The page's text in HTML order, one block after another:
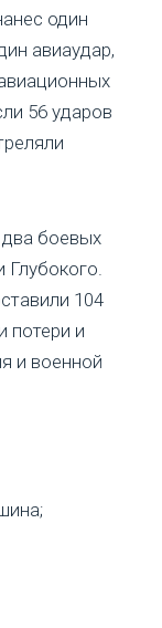
один
авиаудар,
56 ударов
боевых
104
потери и
и военной